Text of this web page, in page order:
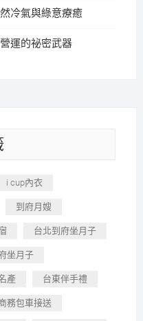
冷氣與綠意療癒
運的祕密武器
i cup內衣
到府月嫂
台北到府坐月子
坐月子
產 台東伴手禮
務包車接送